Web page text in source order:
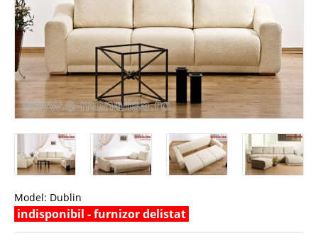
Model: Dublin
indisponibil - furnizor delistat